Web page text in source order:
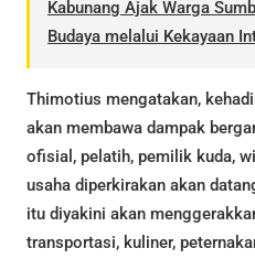
Kabunang Ajak Warga
Budaya melalui Kekayaan
Thimotius mengatakan,
akan membawa dampak
ofisial, pelatih, pemilik kuda,
usaha diperkirakan akan
itu diyakini akan
transportasi, kuliner,